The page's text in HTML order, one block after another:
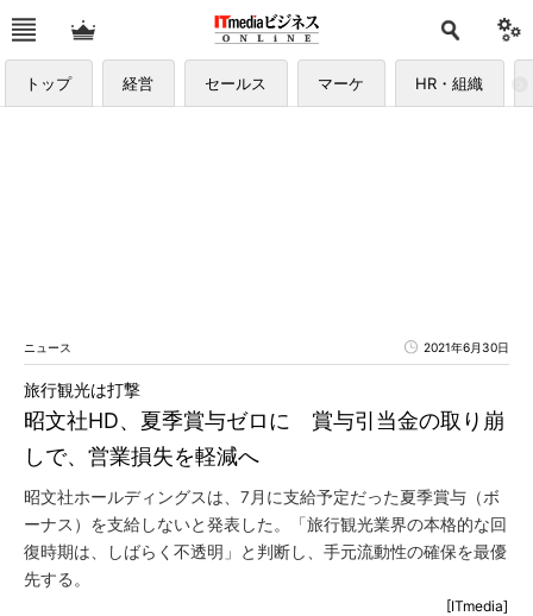
トップ 経営 セールス マーケ HR・組織
ニュース 2021年6月30日
昭文社HD、夏季賞与ゼロに 賞与引当金の取り崩
しで、営業損失を軽減へ
旅行観光は打撃
昭文社ホールディングスは、7月に支給予定だった夏季賞与（ボ
ーナス）を支給しないと発表した。「旅行観光業界の本格的な回
復時期は、しばらく不透明」と判断し、手元流動性の確保を最優
先する。
[ITmedia]